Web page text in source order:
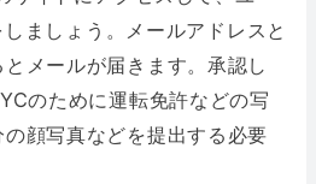
ましょう。メールアドレスと
メールが届きます。承認し
のために運転免許などの写
顔写真などを提出する必要